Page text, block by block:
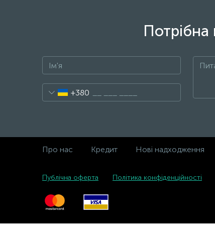
Потрібна
+380
Про нас Кредит Нові надходження
Публічна оферта Політика конфіденційності